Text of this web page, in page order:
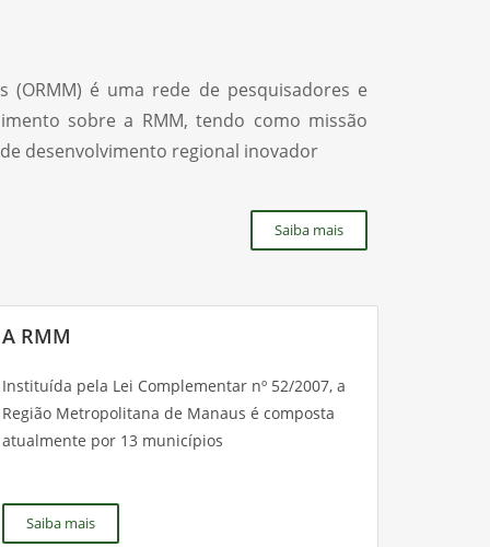
(ORMM) é uma rede de pesquisadores e
sobre a RMM, tendo como missão
desenvolvimento regional inovador
Saiba mais
A RMM
Instituída pela Lei Complementar nº 52/2007, a
Região Metropolitana de Manaus é composta
atualmente por 13 municípios
Saiba mais